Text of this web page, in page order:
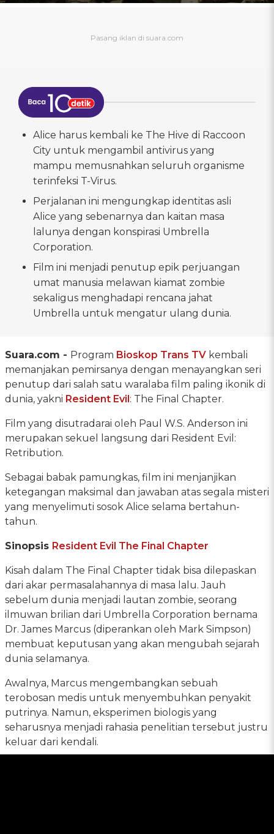
Alice harus kembali ke The Hive di Raccoon
City untuk mengambil antivirus yang
mampu memusnahkan seluruh organisme
terinfeksi T-Virus.
Perjalanan ini mengungkap identitas asli
Alice yang sebenarnya dan kaitan masa
lalunya dengan konspirasi Umbrella
Corporation.
Film ini menjadi penutup epik perjuangan
umat manusia melawan kiamat zombie
sekaligus menghadapi rencana jahat
Umbrella untuk mengatur ulang dunia.
Suara.com - Program Bioskop Trans TV kembali
memanjakan pemirsanya dengan menayangkan seri
penutup dari salah satu waralaba film paling ikonik di
dunia, yakni Resident Evil: The Final Chapter.
Film yang disutradarai oleh Paul W.S. Anderson ini
merupakan sekuel langsung dari Resident Evil:
Retribution.
Sebagai babak pamungkas, film ini menjanjikan
ketegangan maksimal dan jawaban atas segala misteri
yang menyelimuti sosok Alice selama bertahun-
tahun.
Sinopsis Resident Evil The Final Chapter
Kisah dalam The Final Chapter tidak bisa dilepaskan
dari akar permasalahannya di masa lalu. Jauh
sebelum dunia menjadi lautan zombie, seorang
ilmuwan brilian dari Umbrella Corporation bernama
Dr. James Marcus (diperankan oleh Mark Simpson)
membuat keputusan yang akan mengubah sejarah
dunia selamanya.
Awalnya, Marcus mengembangkan sebuah
terobosan medis untuk menyembuhkan penyakit
putrinya. Namun, eksperimen biologis yang
seharusnya menjadi rahasia penelitian tersebut justru
keluar dari kendali.